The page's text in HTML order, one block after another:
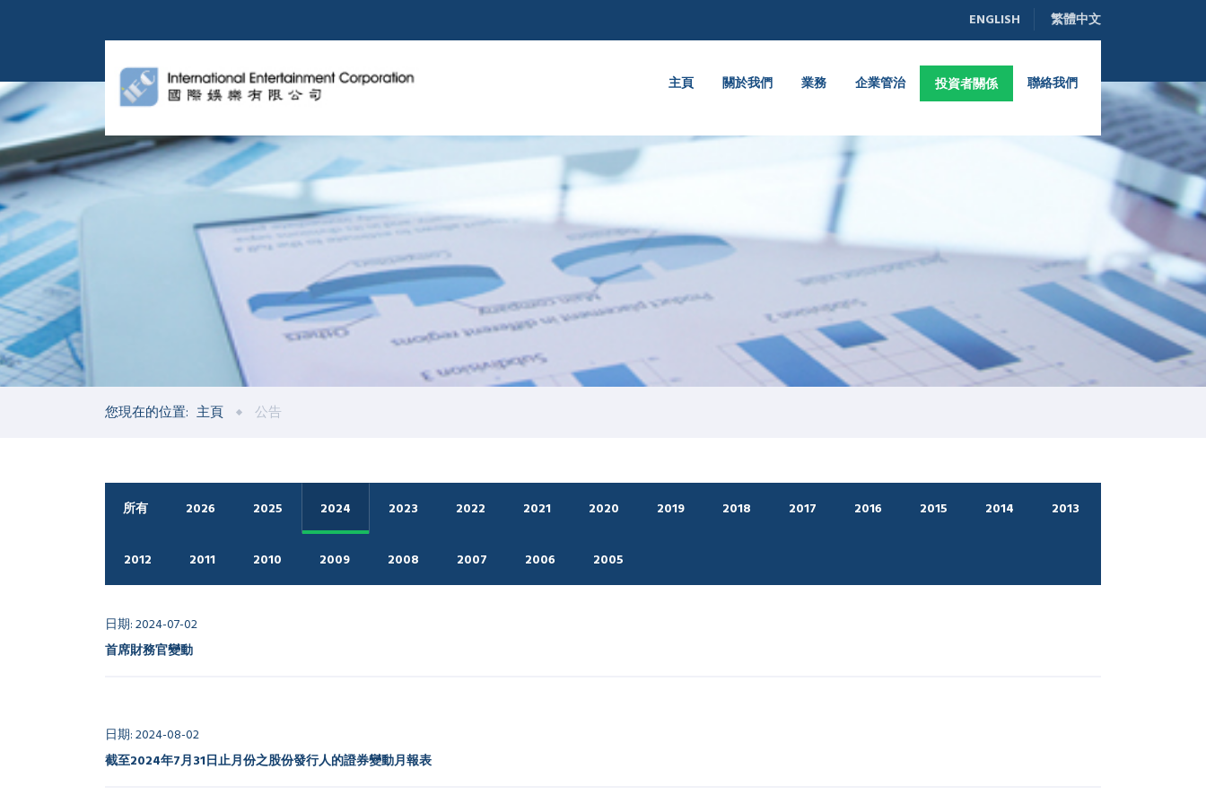
ENGLISH 繁體中文
主頁 關於我們 業務 企業管治 投資者關係 聯絡我們
您現在的位置: 主頁 公告
所有 2026 2025 2024 2023 2022 2021 2020 2019 2018 2017 2016 2015 2014 2013
2012 2011 2010 2009 2008 2007 2006 2005
日期: 2024-07-02
首席財務官變動
日期: 2024-08-02
截至2024年7月31日止月份之股份發行人的證券變動月報表